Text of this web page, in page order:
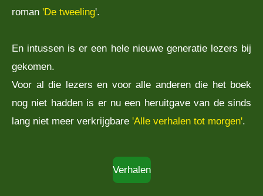
roman 'De tweeling'.
En intussen is er een hele nieuwe generatie lezers bij
gekomen.
Voor al die lezers en voor alle anderen die het boek
nog niet hadden is er nu een heruitgave van de sinds
lang niet meer verkrijgbare 'Alle verhalen tot morgen'.
Verhalen